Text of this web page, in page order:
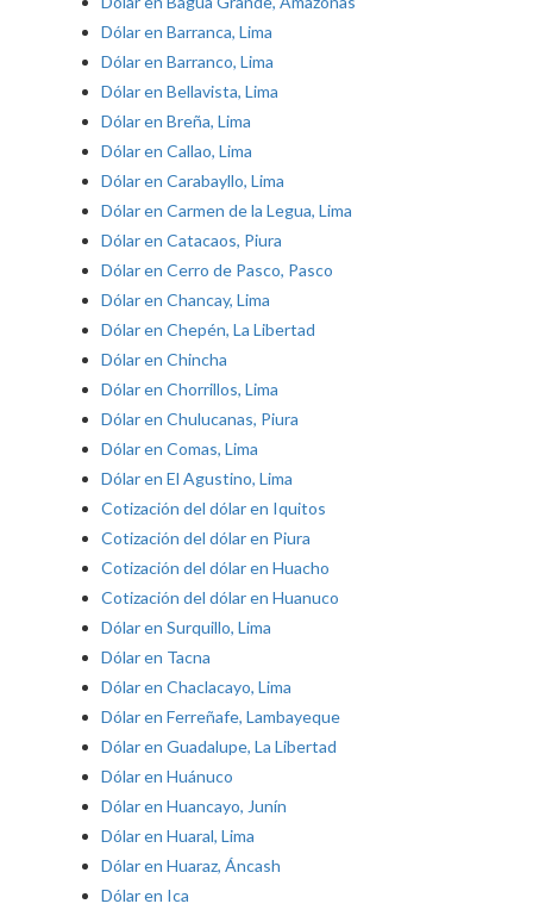
Dólar en Barranca, Lima
Dólar en Barranco, Lima
Dólar en Bellavista, Lima
Dólar en Breña, Lima
Dólar en Callao, Lima
Dólar en Carabayllo, Lima
Dólar en Carmen de la Legua, Lima
Dólar en Catacaos, Piura
Dólar en Cerro de Pasco, Pasco
Dólar en Chancay, Lima
Dólar en Chepén, La Libertad
Dólar en Chincha
Dólar en Chorrillos, Lima
Dólar en Chulucanas, Piura
Dólar en Comas, Lima
Dólar en El Agustino, Lima
Cotización del dólar en Iquitos
Cotización del dólar en Piura
Cotización del dólar en Huacho
Cotización del dólar en Huanuco
Dólar en Surquillo, Lima
Dólar en Tacna
Dólar en Chaclacayo, Lima
Dólar en Ferreñafe, Lambayeque
Dólar en Guadalupe, La Libertad
Dólar en Huánuco
Dólar en Huancayo, Junín
Dólar en Huaral, Lima
Dólar en Huaraz, Áncash
Dólar en Ica